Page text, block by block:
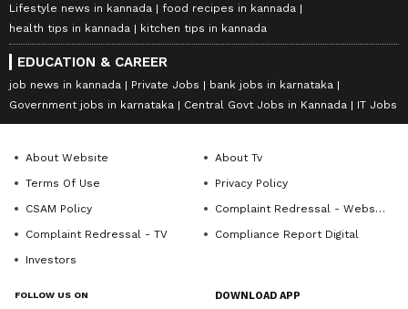
Lifestyle news in kannada
food recipes in kannada
health tips in kannada
kitchen tips in kannada
EDUCATION & CAREER
job news in kannada Private Jobs
bank jobs in karnataka
Government jobs in karnataka
Central Govt Jobs in Kannada IT Jobs
About Website
About Tv
Terms Of Use
Privacy Policy
CSAM Policy
Complaint Redressal - Website
Complaint Redressal - TV
Compliance Report Digital
Investors
FOLLOW US ON DOWNLOAD APP